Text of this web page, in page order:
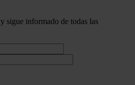
sigue informado de todas las